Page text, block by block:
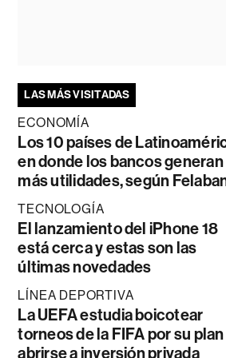
LAS MÁS VISITADAS
ECONOMÍA
Los 10 países de
en donde los bancos generan
más utilidades, según
TECNOLOGÍA
El lanzamiento del iPhone 18
está cerca y estas son las
últimas novedades
LÍNEA DEPORTIVA
La UEFA estudia boicotear
torneos de la FIFA por su
abrirse a inversión privada